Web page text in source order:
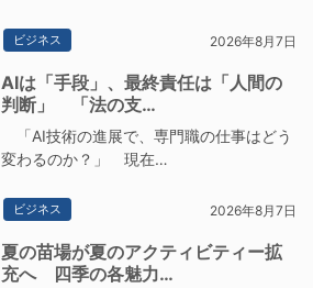
ビジネス 2026年8月7日
AIは「手段」、最終責任は「人間の
判断」 「法の支…
「AI技術の進展で、専門職の仕事はどう
変わるのか？」 現在…
ビジネス 2026年8月7日
夏の苗場が夏のアクティビティー拡
充へ 四季の各魅力…